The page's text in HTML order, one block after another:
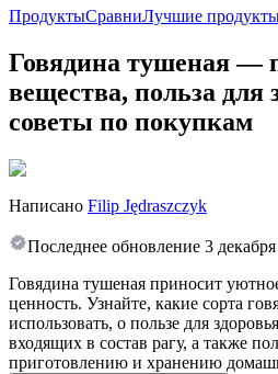
ПродуктыСравниЛучшие
Говядина тушеная —
вещества, польза для
советы по покупкам
Написано Filip Jędraszczyk
Последнее обновление 3
Говядина тушеная приносит
ценность. Узнайте, какие сорта
использовать, о пользе для
входящих в состав рагу, а также
приготовлению и хранению